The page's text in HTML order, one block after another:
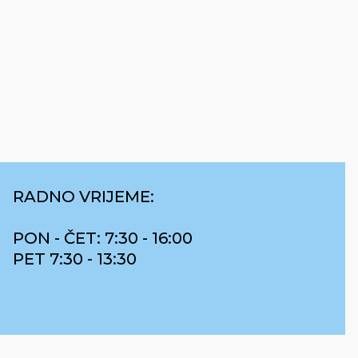
RADNO VRIJEME:
PON - ČET: 7:30 - 16:00
PET 7:30 - 13:30